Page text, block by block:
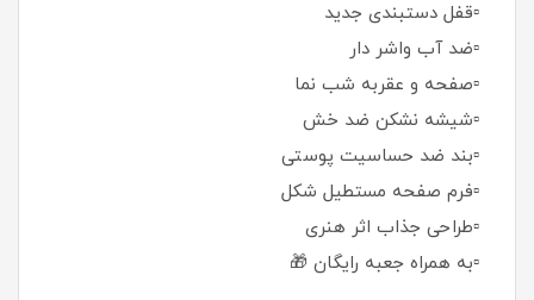
▫️قفل دستبندی جدید
▫️ضد آب واشر دار
▫️صفحه و عقربه شب نما
▫️شیشه نشکن ضد خش
▫️بند ضد حساسیت پوستی
▫️فرم صفحه مستطیل شکل
▫️طراحی جذاب اثر هنری
▫️به همراه جعبه رایگان 🎁